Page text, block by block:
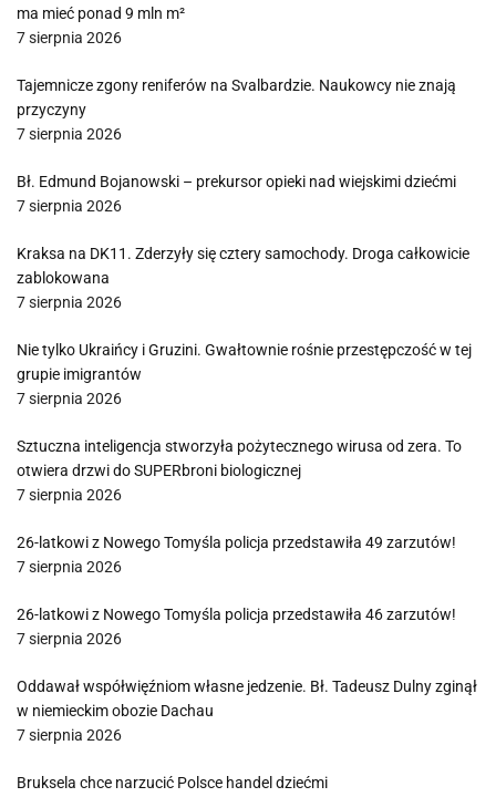
ma mieć ponad 9 mln m²
7 sierpnia 2026
Tajemnicze zgony reniferów na Svalbardzie. Naukowcy nie znają
przyczyny
7 sierpnia 2026
Bł. Edmund Bojanowski – prekursor opieki nad wiejskimi dziećmi
7 sierpnia 2026
Kraksa na DK11. Zderzyły się cztery samochody. Droga całkowicie
zablokowana
7 sierpnia 2026
Nie tylko Ukraińcy i Gruzini. Gwałtownie rośnie przestępczość w tej
grupie imigrantów
7 sierpnia 2026
Sztuczna inteligencja stworzyła pożytecznego wirusa od zera. To
otwiera drzwi do SUPERbroni biologicznej
7 sierpnia 2026
26-latkowi z Nowego Tomyśla policja przedstawiła 49 zarzutów!
7 sierpnia 2026
26-latkowi z Nowego Tomyśla policja przedstawiła 46 zarzutów!
7 sierpnia 2026
Oddawał współwięźniom własne jedzenie. Bł. Tadeusz Dulny zginął
w niemieckim obozie Dachau
7 sierpnia 2026
Bruksela chce narzucić Polsce handel dziećmi